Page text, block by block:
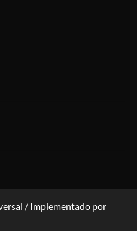
/ Implementado por